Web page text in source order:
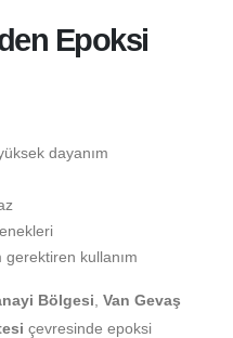
Epoksi
dayanım
kullanım
Bölgesi Van Gevaş
çevresinde epoksi